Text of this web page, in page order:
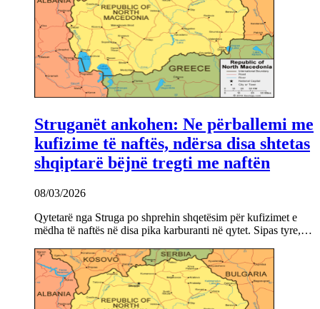
Struganët ankohen: Ne përballemi me
kufizime të naftës, ndërsa disa shtetas
shqiptarë bëjnë tregti me naftën
08/03/2026
Qytetarë nga Struga po shprehin shqetësim për kufizimet e
mëdha të naftës në disa pika karburanti në qytet. Sipas tyre,…